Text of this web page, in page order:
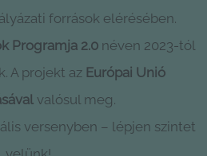
források elérésében.
Programja 2.0 néven 2023-tól
A projekt az Európai Unió
valósul meg.
versenyben – lépjen szintet